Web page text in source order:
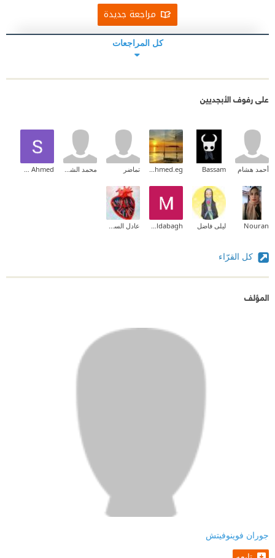
مراجعة جديدة
كل المراجعات
على رفوف الأبجديين
أحمد هشام Bassam تماضر
Nouran ليلى فاضل
كل القرّاء
المؤلف
جوران فوينوفيتش